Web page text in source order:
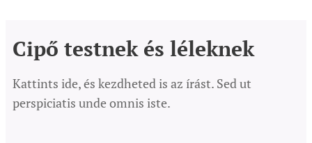
Cipő testnek és léleknek
Kattints ide, és kezdheted is az írást. Sed ut
perspiciatis unde omnis iste.